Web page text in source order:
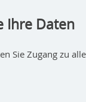
Ihre Daten
Sie Zugang zu